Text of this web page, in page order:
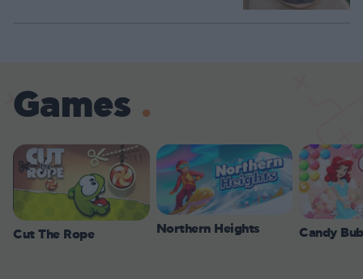
Games
Cut The Rope Northern Heights Candy